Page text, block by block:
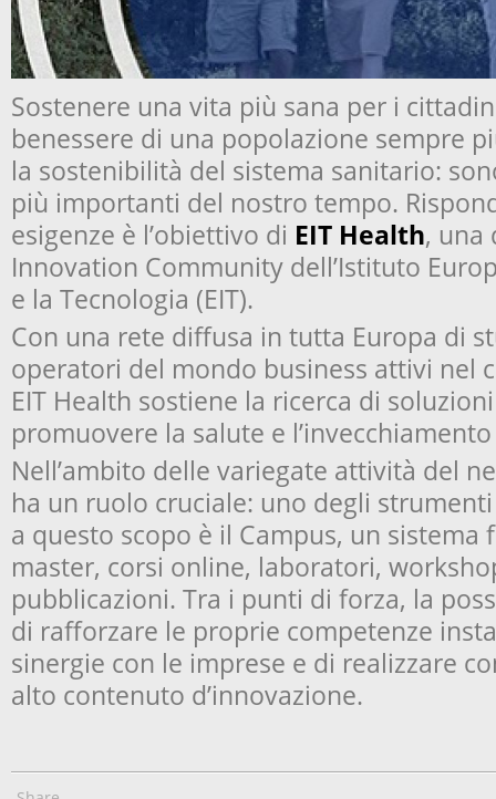
Sostenere una vita più sana per i
benessere di una popolazione sempre
la sostenibilità del sistema sanitario:
più importanti del nostro tempo.
esigenze è l’obiettivo di EIT Health, una
Innovation Community dell’Istituto
e la Tecnologia (EIT).
Con una rete diffusa in tutta Europa di
operatori del mondo business attivi nel
EIT Health sostiene la ricerca di
promuovere la salute e
Nell’ambito delle variegate attività del
ha un ruolo cruciale: uno degli
a questo scopo è il Campus, un
master, corsi online, laboratori,
pubblicazioni. Tra i punti di forza, la
di rafforzare le proprie competenze
sinergie con le imprese e di realizzare
alto contenuto d’innovazione.